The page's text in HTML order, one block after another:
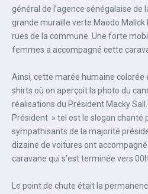
général de l’agence sénégalaise
grande muraille verte Maodo Malick
rues de la commune. Une forte
femmes a accompagné cette
Ainsi, cette marée humaine colorée
shirts où on aperçoit la photo du
réalisations du Président Macky
Président » tel est le slogan chanté
sympathisants de la majorité
dizaine de voitures ont
caravane qui s’est terminée vers
Le point de chute était la